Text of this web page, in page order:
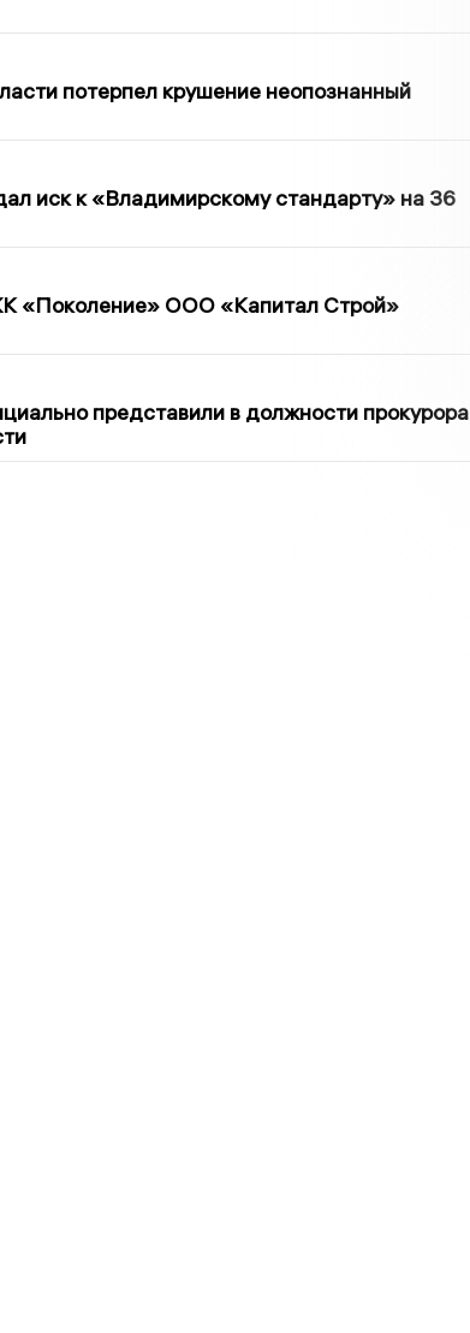
потерпел крушение неопознанный
иск к «Владимирскому стандарту» на 36
«Поколение» ООО «Капитал Строй»
представили в должности прокурора